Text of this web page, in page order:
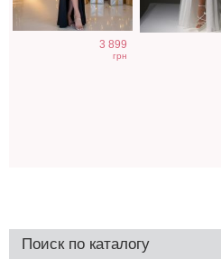
3 899
грн
Поиск по каталогу